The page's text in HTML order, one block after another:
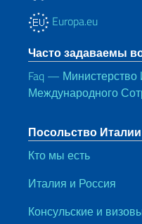
Europa.eu
Часто задаваемы
Faq —
Международного
Посольство
Кто мы есть
Италия и Россия
Консульские и